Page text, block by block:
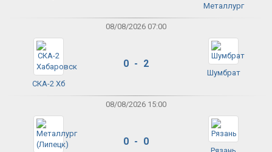
Металлург
08/08/2026 07:00
СКА-2 Хб
0 - 2
Шумбрат
08/08/2026 15:00
0 - 0